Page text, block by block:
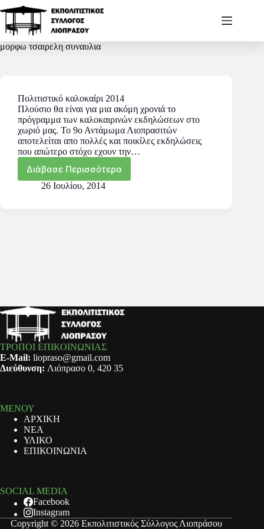
μορφω τσαιρελη συναυλια
Πολιτιστικό καλοκαίρι 2014
Πλούσιο θα είναι για μια ακόμη χρονιά το
πρόγραμμα των καλοκαιρινών εκδηλώσεων στο
χωριό μας. Το 9ο Αντάμωμα Λιοπρασιτών
αποτελείται απο πολλές και ποικίλες εκδηλώσεις
που απώτερο στόχο εχουν την…
Διάβασε Περισσότερα
26 Ιουλίου, 2014
ΤΡΟΠΟΙ ΕΠΙΚΟΙΝΩΝΙΑΣ
E-Mail: liopraso@gmail.com
Διεύθυνση: Λιόπρασο 0, 420 35
ΜΕΝΟΥ
ΑΡΧΙΚΗ
ΝΕΑ
ΥΛΙΚΟ
ΕΠΙΚΟΙΝΩΝΙΑ
SOCIAL MEDIA
Facebook
Instagram
Copyright © 2026 Εκπολιτιστικός Σύλλογος Λιοπράσου